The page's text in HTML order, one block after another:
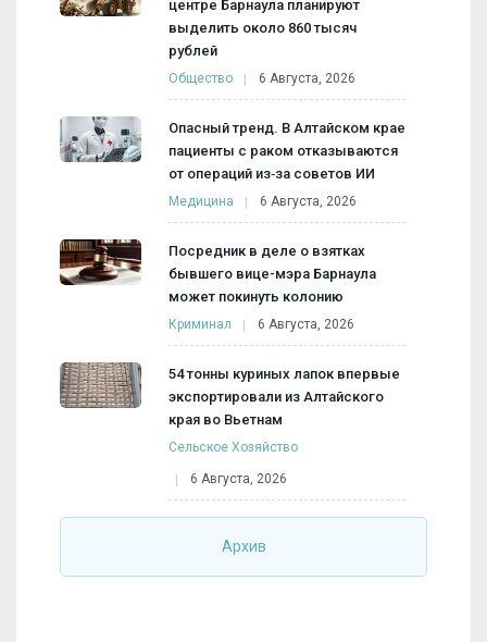
центре Барнаула планируют
выделить около 860 тысяч
рублей
Общество 6 Августа, 2026
Опасный тренд. В Алтайском крае
пациенты с раком отказываются
от операций из‑за советов ИИ
Медицина 6 Августа, 2026
Посредник в деле о взятках
бывшего вице-мэра Барнаула
может покинуть колонию
Криминал 6 Августа, 2026
54 тонны куриных лапок впервые
экспортировали из Алтайского
края во Вьетнам
Сельское Хозяйство
6 Августа, 2026
Архив